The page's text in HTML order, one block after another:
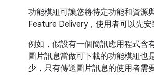
功能模組可讓您將特定功能和資源
Feature Delivery，使用者可以先安
例如，假設有一個簡訊應用程式含
圖片訊息當做可下載的功能模組也
少，只有傳送圖片訊息的使用者需